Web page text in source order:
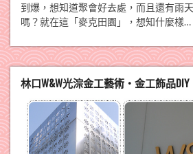
到爆，想知道聚會好去處，而且還有雨
嗎？就在這「麥克田園」，想知什麼樣…
林口W&W光淙金工藝術‧金工飾品DIY